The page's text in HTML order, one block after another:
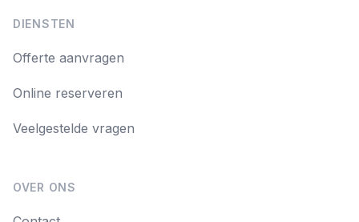
DIENSTEN
Offerte aanvragen
Online reserveren
Veelgestelde vragen
OVER ONS